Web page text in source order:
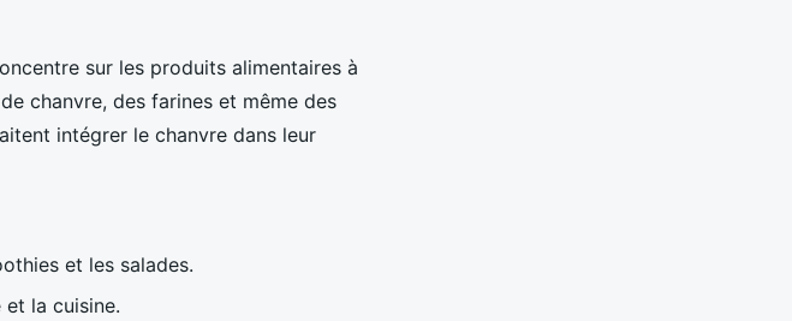
sur les produits alimentaires à
chanvre, des farines et même des
intégrer le chanvre dans leur
et les salades.
la cuisine.